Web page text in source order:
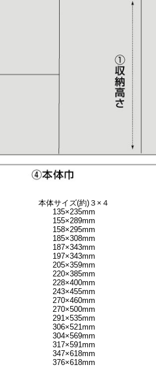
本体サイズ(約)３×４
135×235mm
155×289mm
158×295mm
185×308mm
187×343mm
197×343mm
205×359mm
220×385mm
228×400mm
243×455mm
270×460mm
270×500mm
291×535mm
306×521mm
304×569mm
317×591mm
347×618mm
376×618mm